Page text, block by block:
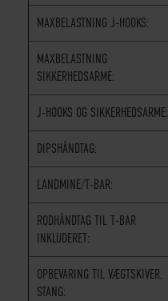
MAXBELASTNING J-HOOKS:
MAXBELASTNING
SIKKERHEDSARME:
J-HOOKS OG SIKKERHEDSARME:
DIPSHÅNDTAG:
LANDMINE/T-BAR:
RODHÅNDTAG TIL T-BAR
INKLUDERET:
OPBEVARING TIL VÆGTSKIVER,
STANG: